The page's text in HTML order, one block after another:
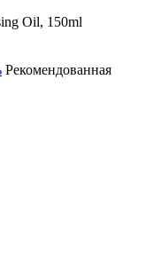
Oil, 150ml
Рекомендованная